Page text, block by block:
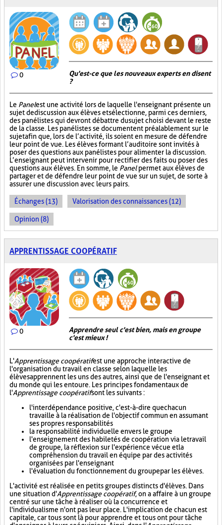
0
Qu'est-ce que les nouveaux experts en disent
?
Le Panelest une activité lors de laquelle l'enseignant présente un
sujet de discussion aux élèves et sélectionne, parmi ces derniers,
des panélistes qui devront débattre du sujet choisi devant le reste
de la classe. Les panélistes se documentent préalablement sur le
sujet afin que, lors de l’activité, ils soient en mesure de défendre
leur point de vue. Les élèves formant l’auditoire sont invités à
poser des questions aux panélistes pour alimenter la discussion.
L’enseignant peut intervenir pour rectifier des faits ou poser des
questions aux élèves. En somme, le Panelpermet aux élèves de
partager et de défendre leur point de vue sur un sujet, de sorte à
assurer une discussion avec leurs pairs.
Échanges (13) Valorisation des connaissances (12)
Opinion (8)
APPRENTISSAGE COOPÉRATIF
0
Apprendre seul c'est bien, mais en groupe
c'est mieux !
L'Apprentissage coopératifest une approche interactive de
l'organisation du travail en classe selon laquelle les
élèves apprennent les uns des autres, ainsi que de l'enseignant et
du monde qui les entoure. Les principes fondamentaux de
l'Apprentissage coopératifsont les suivants :
l'interdépendance positive, c'est-à-dire que chacun
travaille à la réalisation de l'objectif commun en assumant
ses propres responsabilités
la responsabilité individuelle envers le groupe
l'enseignement des habiletés de coopération via le travail
de groupe, la réflexion sur l'expérience vécue et la
compréhension du travail en équipe par des activités
organisées par l'enseignant
l'évaluation du fonctionnement du groupe par les élèves.
L'activité est réalisée en petits groupes distincts d'élèves. Dans
une situation d'Apprentissage coopératif, on a affaire à un groupe
centré sur une tâche à réaliser où la concurrence et
l'individualisme n'ont pas leur place. L'implication de chacun est
capitale, car tous sont là pour apprendre et tous ont pour tâche